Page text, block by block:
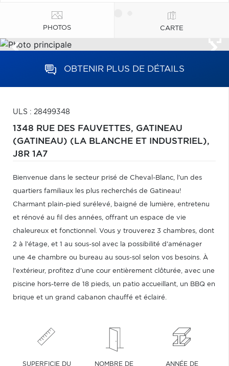
PHOTOS CARTE
OBTENIR PLUS DE DÉTAILS
ULS : 28499348
1348 RUE DES FAUVETTES, GATINEAU
(GATINEAU) (LA BLANCHE ET INDUSTRIEL),
J8R 1A7
Bienvenue dans le secteur prisé de Cheval-Blanc, l'un des
quartiers familiaux les plus recherchés de Gatineau!
Charmant plain-pied surélevé, baigné de lumière, entretenu
et rénové au fil des années, offrant un espace de vie
chaleureux et fonctionnel. Vous y trouverez 3 chambres, dont
2 à l'étage, et 1 au sous-sol avec la possibilité d'aménager
une 4e chambre ou bureau au sous-sol selon vos besoins. À
l'extérieur, profitez d'une cour entièrement clôturée, avec une
piscine hors-terre de 18 pieds, un patio accueillant, un BBQ en
brique et un grand cabanon chauffé et éclairé.
SUPERFICIE DU
NOMBRE DE
ANNÉE DE